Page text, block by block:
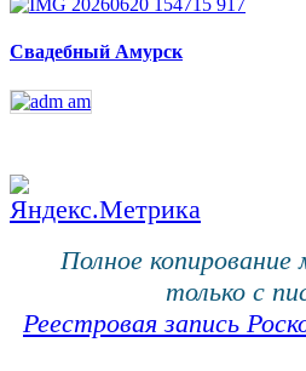
Свадебный Амурск
Полное
только с
Реестровая запись